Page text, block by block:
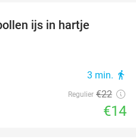
ijs in hartje
3 min. directions_walk
Regulier €22
€14